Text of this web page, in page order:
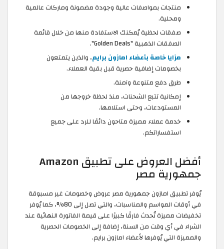
منتجات بمواصفات عالية وجودة مضمونة وماركات عالمية
ومحلية.
صفقات لحظية يُمكنك الاستفادة منها من خلال قائمة
الصفقات الذهبية "Golden Deals".
مزايا خاصة بأعضاء امازون برايم، والذين يتمتعون
بخصومات إضافية حصرية قبل بقية العملاء.
طرق دفع متنوعة وآمنة.
إمكانية تتبع الشحنات، منذ لحظة خروجها من
المستودعات، وحتى استلامها.
خدمة عملاء مميزة متاحون دائمًا للرد على جميع
استفساراتكم.
أفضل العروض على تطبيق Amazon
جمهورية مصر
يُوفر تطبيق امازون جمهورية مصر عروض وخصومات غير مسبوقة
في أوقات المواسم والمناسبات، والتي تصل إلى 80%، كما يُوفر
تخفيضات مميزة تُحدث فارقًا كبيرًا على قيمة الفاتورة النهائية عند
الشراء في أي وقت من السنة، إضافة إلى الخصومات الحصرية
والمميزة التي يُوفرها لأعضاء امازون برايم.